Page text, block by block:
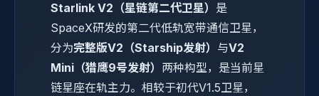
Starlink V2（星链第二代卫星） 是
SpaceX研发的第二代低轨宽带通信卫星，
分为完整版V2（Starship发射） 与V2
Mini（猎鹰9号发射） 两种构型，是当前星
链星座在轨主力。相较于初代V1.5卫星，